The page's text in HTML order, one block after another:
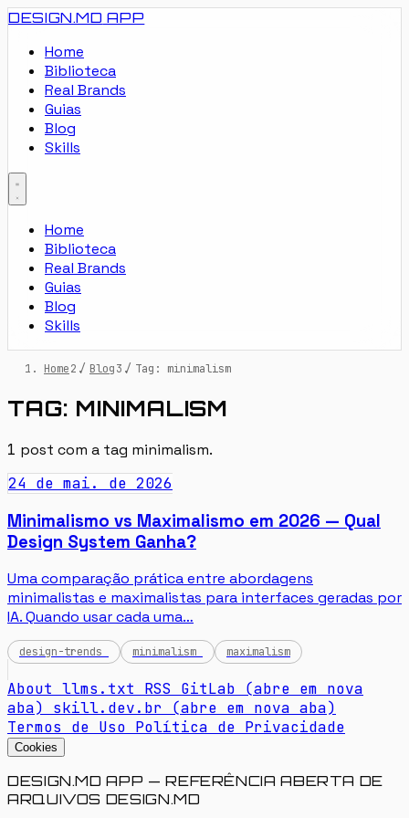
DESIGN.MD APP
Home
Biblioteca
Real Brands
Guias
Blog
Skills
Home
Biblioteca
Real Brands
Guias
Blog
Skills
Home / Blog / Tag: minimalism
TAG: MINIMALISM
1 post com a tag minimalism.
24 de mai. de 2026
Minimalismo vs Maximalismo em 2026 — Qual
Design System Ganha?
Uma comparação prática entre abordagens
minimalistas e maximalistas para interfaces geradas por
IA. Quando usar cada uma…
design-trends minimalism maximalism
About llms.txt RSS GitLab (abre em nova
aba)
skill.dev.br (abre em nova aba)
Termos de Uso Política de Privacidade
Cookies
DESIGN.MD APP — REFERÊNCIA ABERTA DE
ARQUIVOS DESIGN.MD